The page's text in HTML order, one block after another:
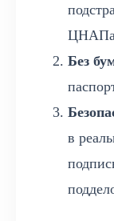
ЦНАПа
Без
в